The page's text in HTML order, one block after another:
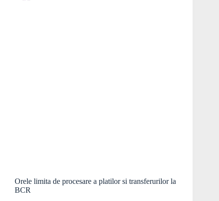
Orele limita de procesare a platilor si transferurilor la
BCR